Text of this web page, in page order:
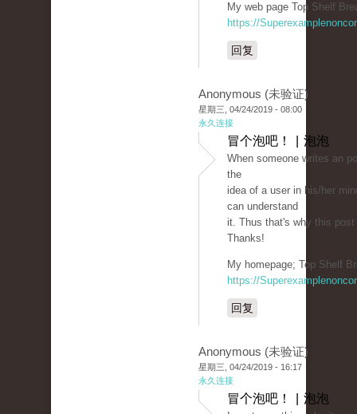
My web page Top Shelf
https://
回复
Anonymous (未验证)
星期三, 04/24/2019 - 08:00
永久连接
冒个泡吧！ | 泡泡
When someone writes an
the
idea of a user in his/her
can understand
it. Thus that's why this
Thanks!
My homepage; Top Shelf
https://
回复
Anonymous (未验证)
星期三, 04/24/2019 - 16:17
永久连接
冒个泡吧！ | 泡泡